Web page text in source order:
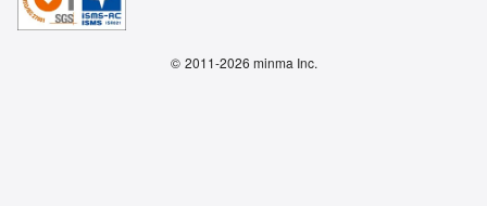
© 2011-2026 minma Inc.